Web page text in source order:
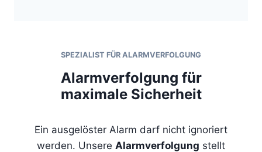
SPEZIALIST FÜR ALARMVERFOLGUNG
Alarmverfolgung für
maximale Sicherheit
Ein ausgelöster Alarm darf nicht ignoriert
werden. Unsere Alarmverfolgung stellt